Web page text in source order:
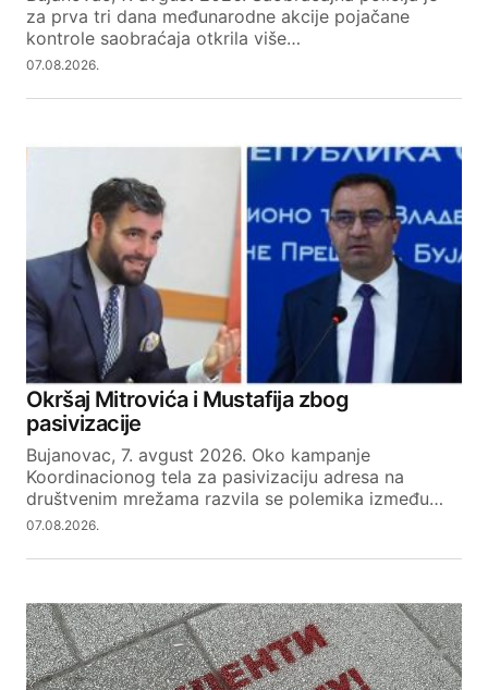
za prva tri dana međunarodne akcije pojačane
kontrole saobraćaja otkrila više…
07.08.2026.
Okršaj Mitrovića i Mustafija zbog
pasivizacije
Bujanovac, 7. avgust 2026. Oko kampanje
Koordinacionog tela za pasivizaciju adresa na
društvenim mrežama razvila se polemika između…
07.08.2026.